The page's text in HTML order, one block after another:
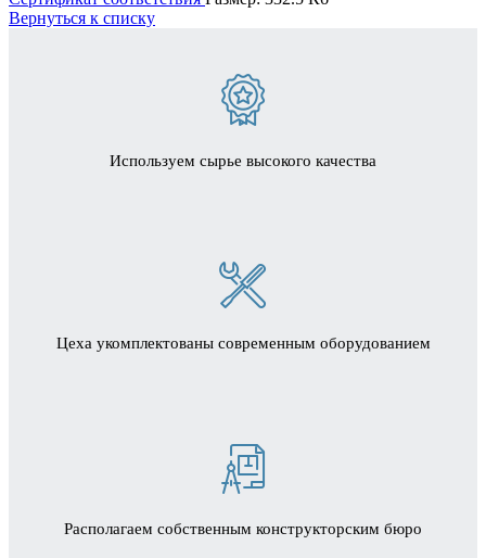
Вернуться к списку
Используем сырье высокого качества
Цеха укомплектованы современным оборудованием
Располагаем собственным конструкторским бюро